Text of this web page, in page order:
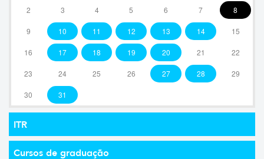
2 3 4 5 6 7 8
9 10 11 12 13 14 15
16 17 18 19 20 21 22
23 24 25 26 27 28 29
30 31
ITR
Cursos de graduação